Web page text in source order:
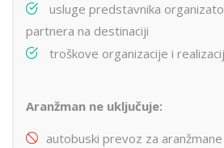
usluge predstavnika
partnera na destinaciji
troškove organizacije i
Aranžman ne uključuje:
autobuski prevoz za